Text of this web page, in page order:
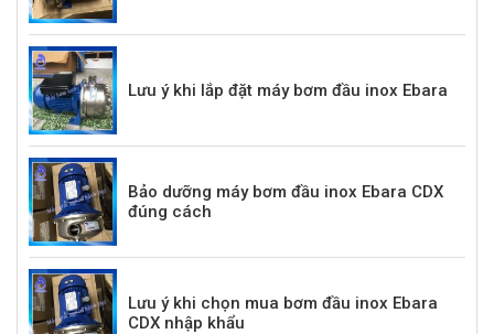
Lưu ý khi lắp đặt máy bơm đầu inox Ebara
Bảo dưỡng máy bơm đầu inox Ebara CDX
đúng cách
Lưu ý khi chọn mua bơm đầu inox Ebara
CDX nhập khẩu